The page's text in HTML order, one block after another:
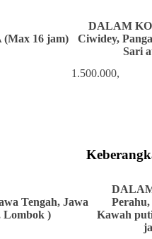
16 jam)
DALAM
Ciwidey,
Sari
1.500.000,
Tengah, Jawa
Lombok )
Perahu,
Kawah